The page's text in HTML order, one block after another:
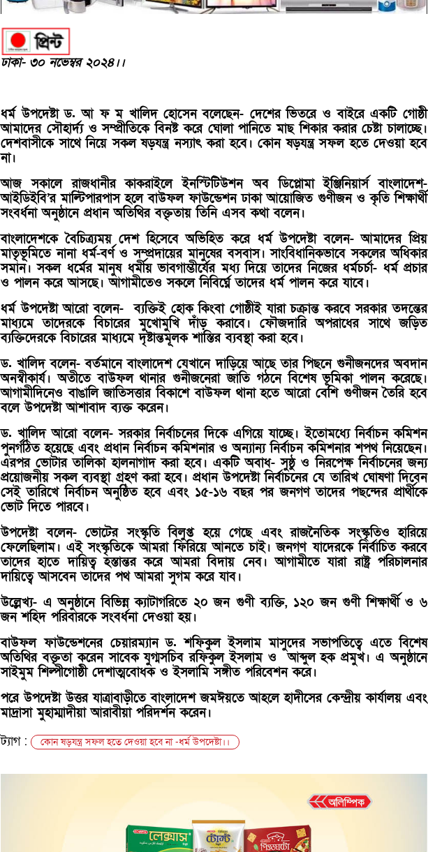
ঢাকা- ৩০ নভেম্বর ২০২৪।।
ধর্ম উপদেষ্টা ড. আ ফ ম খালিদ হোসেন বলেছেন- দেশের ভিতরে ও বাইরে একটি গোষ্ঠী
আমাদের সৌহার্দ্য ও সম্প্রীতিকে বিনষ্ট করে ঘোলা পানিতে মাছ শিকার করার চেষ্টা চালাচ্ছে।
দেশবাসীকে সাথে নিয়ে সকল ষড়যন্ত্র নস্যাৎ করা হবে। কোন ষড়যন্ত্র সফল হতে দেওয়া হবে
না।
আজ সকালে রাজধানীর কাকরাইলে ইনস্টিটিউশন অব ডিপ্লোমা ইঞ্জিনিয়ার্স বাংলাদেশ-
আইডিইবি’র মাল্টিপারপাস হলে বাউফল ফাউন্ডেশন ঢাকা আয়োজিত গুণীজন ও কৃতি শিক্ষার্থী
সংবর্ধনা অনুষ্ঠানে প্রধান অতিথির বক্তৃতায় তিনি এসব কথা বলেন।
বাংলাদেশকে বৈচিত্র্যময় দেশ হিসেবে অভিহিত করে ধর্ম উপদেষ্টা বলেন- আমাদের প্রিয়
মাতৃভূমিতে নানা ধর্ম-বর্ণ ও সম্প্রদায়ের মানুষের বসবাস। সাংবিধানিকভাবে সকলের অধিকার
সমান। সকল ধর্মের মানুষ ধর্মীয় ভাবগাম্ভীর্যের মধ্য দিয়ে তাদের নিজের ধর্মচর্চা- ধর্ম প্রচার
ও পালন করে আসছে। আগামীতেও সকলে নিবির্ঘ্নে তাদের ধর্ম পালন করে যাবে।
ধর্ম উপদেষ্টা আরো বলেন- ব্যক্তিই হোক কিংবা গোষ্ঠীই যারা চক্রান্ত করবে সরকার তদন্তের
মাধ্যমে তাদেরকে বিচারের মুখোমুখি দাঁড় করাবে। ফৌজদারি অপরাধের সাথে জড়িত
ব্যক্তিদেরকে বিচারের মাধ্যমে দৃষ্টান্তমূলক শাস্তির ব্যবস্থা করা হবে।
ড. খালিদ বলেন- বর্তমানে বাংলাদেশ যেখানে দাড়িয়ে আছে তার পিছনে গুনীজনদের অবদান
অনস্বীকার্য। অতীতে বাউফল থানার গুনীজনেরা জাতি গঠনে বিশেষ ভূমিকা পালন করেছে।
আগামীদিনেও বাঙালি জাতিসত্তার বিকাশে বাউফল থানা হতে আরো বেশি গুণীজন তৈরি হবে
বলে উপদেষ্টা আশাবাদ ব্যক্ত করেন।
ড. খালিদ আরো বলেন- সরকার নির্বাচনের দিকে এগিয়ে যাচ্ছে। ইতোমধ্যে নির্বাচন কমিশন
পুনর্গঠিত হয়েছে এবং প্রধান নির্বাচন কমিশনার ও অন্যান্য নির্বাচন কমিশনার শপথ নিয়েছেন।
এরপর ভোটার তালিকা হালনাগাদ করা হবে। একটি অবাধ- সুষ্ঠু ও নিরপেক্ষ নির্বাচনের জন্য
প্রয়োজনীয় সকল ব্যবস্থা গ্রহণ করা হবে। প্রধান উপদেষ্টা নির্বাচনের যে তারিখ ঘোষণা দিবেন
সেই তারিখে নির্বাচন অনুষ্ঠিত হবে এবং ১৫-১৬ বছর পর জনগণ তাদের পছন্দের প্রার্থীকে
ভোট দিতে পারবে।
উপদেষ্টা বলেন- ভোটের সংস্কৃতি বিলুপ্ত হয়ে গেছে এবং রাজনৈতিক সংস্কৃতিও হারিয়ে
ফেলেছিলাম। এই সংস্কৃতিকে আমরা ফিরিয়ে আনতে চাই। জনগণ যাদেরকে নির্বাচিত করবে
তাদের হাতে দায়িত্ব হস্তান্তর করে আমরা বিদায় নেব। আগামীতে যারা রাষ্ট্র পরিচালনার
দায়িত্বে আসবেন তাদের পথ আমরা সুগম করে যাব।
উল্লেখ্য- এ অনুষ্ঠানে বিভিন্ন ক্যাটাগরিতে ২০ জন গুণী ব্যক্তি, ১২০ জন গুণী শিক্ষার্থী ও ৬
জন শহিদ পরিবারকে সংবর্ধনা দেওয়া হয়।
বাউফল ফাউন্ডেশনের চেয়ারম্যান ড. শফিকুল ইসলাম মাসুদের সভাপতিত্বে এতে বিশেষ
অতিথির বক্তৃতা করেন সাবেক যুগ্মসচিব রফিকুল ইসলাম ও আব্দুল হক প্রমুখ। এ অনুষ্ঠানে
সাইমুম শিল্পীগোষ্ঠী দেশাত্মবোধক ও ইসলামি সঙ্গীত পরিবেশন করে।
পরে উপদেষ্টা উত্তর যাত্রাবাড়ীতে বাংলাদেশ জমঈয়তে আহলে হাদীসের কেন্দ্রীয় কার্যালয় এবং
মাদ্রাসা মুহাম্মাদীয়া আরাবীয়া পরিদর্শন করেন।
ট্যাগ :
কোন ষড়যন্ত্র সফল হতে দেওয়া হবে না -ধর্ম উপদেষ্টা।।